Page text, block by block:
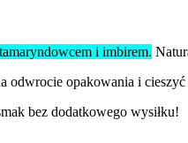
i imbirem.
odwrocie opakowania i
bez dodatkowego wysiłku!